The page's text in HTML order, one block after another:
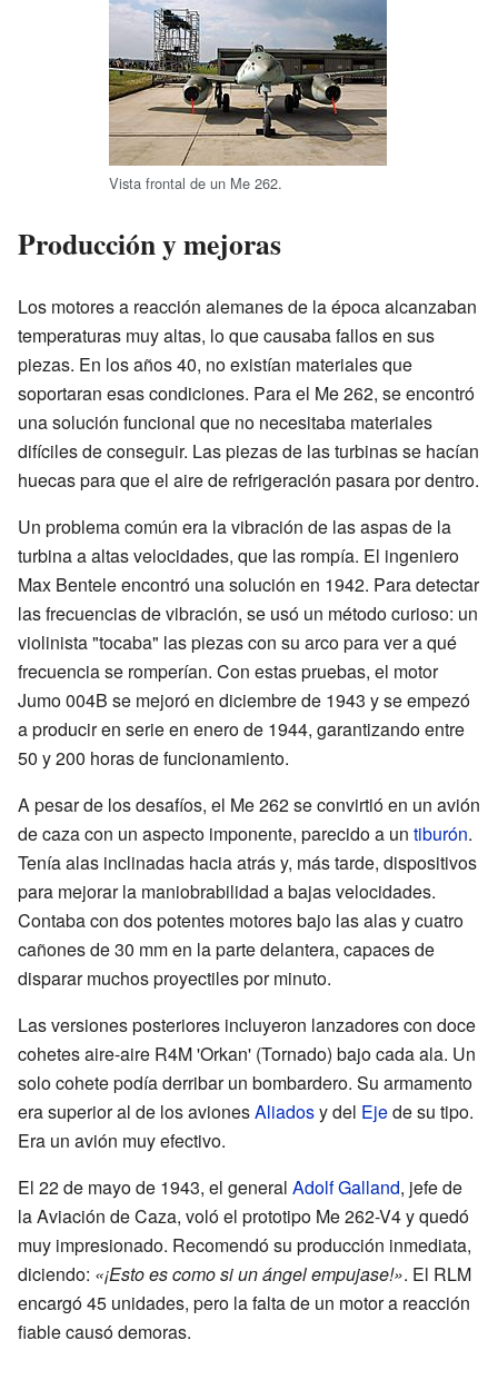
Vista frontal de un Me 262.
Producción y mejoras
Los motores a reacción alemanes de la época alcanzaban
temperaturas muy altas, lo que causaba fallos en sus
piezas. En los años 40, no existían materiales que
soportaran esas condiciones. Para el Me 262, se encontró
una solución funcional que no necesitaba materiales
difíciles de conseguir. Las piezas de las turbinas se hacían
huecas para que el aire de refrigeración pasara por dentro.
Un problema común era la vibración de las aspas de la
turbina a altas velocidades, que las rompía. El ingeniero
Max Bentele encontró una solución en 1942. Para detectar
las frecuencias de vibración, se usó un método curioso: un
violinista "tocaba" las piezas con su arco para ver a qué
frecuencia se romperían. Con estas pruebas, el motor
Jumo 004B se mejoró en diciembre de 1943 y se empezó
a producir en serie en enero de 1944, garantizando entre
50 y 200 horas de funcionamiento.
A pesar de los desafíos, el Me 262 se convirtió en un avión
de caza con un aspecto imponente, parecido a un tiburón.
Tenía alas inclinadas hacia atrás y, más tarde, dispositivos
para mejorar la maniobrabilidad a bajas velocidades.
Contaba con dos potentes motores bajo las alas y cuatro
cañones de 30 mm en la parte delantera, capaces de
disparar muchos proyectiles por minuto.
Las versiones posteriores incluyeron lanzadores con doce
cohetes aire-aire R4M 'Orkan' (Tornado) bajo cada ala. Un
solo cohete podía derribar un bombardero. Su armamento
era superior al de los avionesAliadosy del Ejede su tipo.
Era un avión muy efectivo.
El 22 de mayo de 1943, el general Adolf Galland, jefe de
la Aviación de Caza, voló el prototipo Me 262-V4 y quedó
muy impresionado. Recomendó su producción inmediata,
diciendo: «¡Esto es como si un ángel empujase!». El RLM
encargó 45 unidades, pero la falta de un motor a reacción
fiable causó demoras.